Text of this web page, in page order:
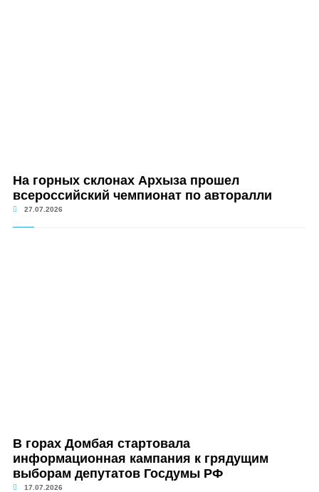
На горных склонах Архыза прошел
всероссийский чемпионат по авторалли
27.07.2026
В горах Домбая стартовала
информационная кампания к грядущим
выборам депутатов Госдумы РФ
17.07.2026